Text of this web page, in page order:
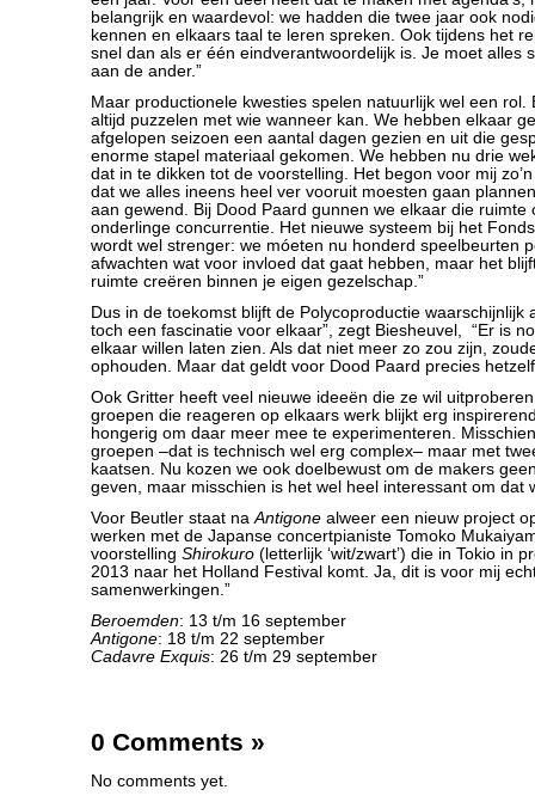
belangrijk en waardevol: we hadden die twee jaar ook
kennen en elkaars taal te leren spreken. Ook tijdens het
snel dan als er één eindverantwoordelijk is. Je moet alles
aan de ander.”
Maar productionele kwesties spelen natuurlijk wel een rol.
altijd puzzelen met wie wanneer kan. We hebben elkaar
afgelopen seizoen een aantal dagen gezien en uit die
enorme stapel materiaal gekomen. We hebben nu drie
dat in te dikken tot de voorstelling. Het begon voor mij
dat we alles ineens heel ver vooruit moesten gaan
aan gewend. Bij Dood Paard gunnen we elkaar die ruimte
onderlinge concurrentie. Het nieuwe systeem bij het
wordt wel strenger: we móeten nu honderd speelbeurten
afwachten wat voor invloed dat gaat hebben, maar het
ruimte creëren binnen je eigen gezelschap.”
Dus in de toekomst blijft de Polycoproductie waarschijnlijk
toch een fascinatie voor elkaar”, zegt Biesheuvel, “Er is
elkaar willen laten zien. Als dat niet meer zo zou zijn,
ophouden. Maar dat geldt voor Dood Paard precies
Ook Gritter heeft veel nieuwe ideeën die ze wil
groepen die reageren op elkaars werk blijkt erg
hongerig om daar meer mee te experimenteren.
groepen –dat is technisch wel erg complex– maar met
kaatsen. Nu kozen we ook doelbewust om de makers
geven, maar misschien is het wel heel interessant om dat
Voor Beutler staat naAntigone alweer een nieuw project
werken met de Japanse concertpianiste Tomoko
voorstelling Shirokuro (letterlijk ‘wit/zwart’) die in Tokio in
2013 naar het Holland Festival komt. Ja, dit is voor mij
samenwerkingen.”
Beroemden: 13 t/m 16 september
Antigone: 18 t/m 22 september
Cadavre Exquis: 26 t/m 29 september
0 Comments »
No comments yet.